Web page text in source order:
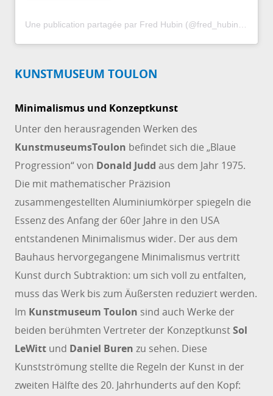
KUNSTMUSEUM TOULON
Minimalismus und Konzeptkunst
Unter den herausragenden Werken des
KunstmuseumsToulon befindet sich die „Blaue
Progression“ von Donald Judd aus dem Jahr 1975.
Die mit mathematischer Präzision
zusammengestellten Aluminiumkörper spiegeln die
Essenz des Anfang der 60er Jahre in den USA
entstandenen Minimalismus wider. Der aus dem
Bauhaus hervorgegangene Minimalismus vertritt
Kunst durch Subtraktion: um sich voll zu entfalten,
muss das Werk bis zum Äußersten reduziert werden.
Im Kunstmuseum Toulon sind auch Werke der
beiden berühmten Vertreter der KonzeptkunstSol
LeWitt und Daniel Buren zu sehen. Diese
Kunstströmung stellte die Regeln der Kunst in der
zweiten Hälfte des 20. Jahrhunderts auf den Kopf: